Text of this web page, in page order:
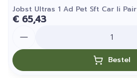
Jobst Ultras 1 Ad Pet Sft Car Ii Pair
€ 65,43
Bestel